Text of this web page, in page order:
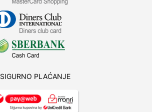
SIGURNO PLAĆANJE